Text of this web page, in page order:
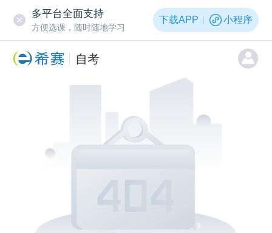
多平台全面支持
方便选课，随时随地学习
下载APP 小程序
自考